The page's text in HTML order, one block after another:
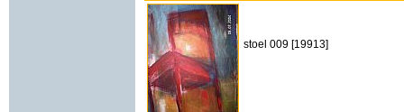
stoel 009 [19913]